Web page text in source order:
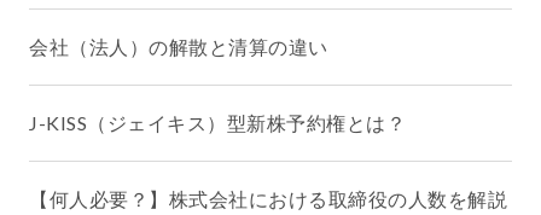
会社（法人）の解散と清算の違い
J-KISS（ジェイキス）型新株予約権とは？
【何人必要？】株式会社における取締役の人数を解説